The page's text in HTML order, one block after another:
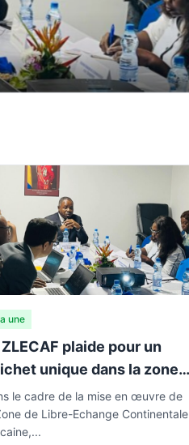
une
ZLECAF plaide pour un
unique dans la zone
Kye Ossi
le cadre de la mise en œuvre de
de Libre-Echange Continentale